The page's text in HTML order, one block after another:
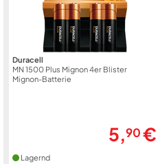
Duracell
MN 1500 Plus Mignon 4er Blister
Mignon-Batterie
5,90€
Lagernd